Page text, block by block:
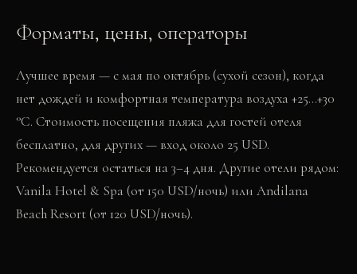
Форматы, цены, операторы
Лучшее время — с мая по октябрь (сухой сезон), когда
нет дождей и комфортная температура воздуха +25…+30
°C. Стоимость посещения пляжа для гостей отеля
бесплатно, для других — вход около 25 USD.
Рекомендуется остаться на 3–4 дня. Другие отели рядом:
Vanila Hotel & Spa (от 150 USD/ночь) или Andilana
Beach Resort (от 120 USD/ночь).